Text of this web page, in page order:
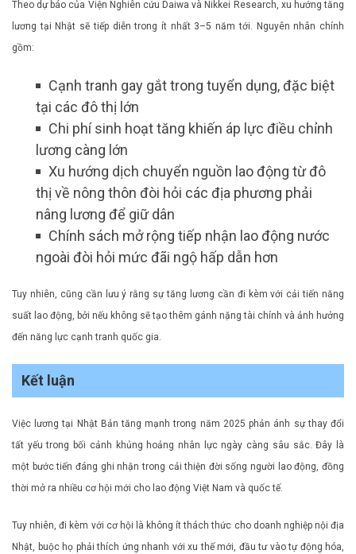
Theo dự báo của Viện Nghiên cứu Daiwa và Nikkei Research, xu hướng tăng
lương tại Nhật sẽ tiếp diễn trong ít nhất 3–5 năm tới. Nguyên nhân chính
gồm:
Cạnh tranh gay gắt trong tuyển dụng, đặc biệt
tại các đô thị lớn
Chi phí sinh hoạt tăng khiến áp lực điều chỉnh
lương càng lớn
Xu hướng dịch chuyển nguồn lao động từ đô
thị về nông thôn đòi hỏi các địa phương phải
nâng lương để giữ dân
Chính sách mở rộng tiếp nhận lao động nước
ngoài đòi hỏi mức đãi ngộ hấp dẫn hơn
Tuy nhiên, cũng cần lưu ý rằng sự tăng lương cần đi kèm với cải tiến năng
suất lao động, bởi nếu không sẽ tạo thêm gánh nặng tài chính và ảnh hưởng
đến năng lực cạnh tranh quốc gia.
Kết luận
Việc lương tại Nhật Bản tăng mạnh trong năm 2025 phản ánh sự thay đổi
tất yếu trong bối cảnh khủng hoảng nhân lực ngày càng sâu sắc. Đây là
một bước tiến đáng ghi nhận trong cải thiện đời sống người lao động, đồng
thời mở ra nhiều cơ hội mới cho lao động Việt Nam và quốc tế.
Tuy nhiên, đi kèm với cơ hội là không ít thách thức cho doanh nghiệp nội địa
Nhật, buộc họ phải thích ứng nhanh với xu thế mới, đầu tư vào tự động hóa,